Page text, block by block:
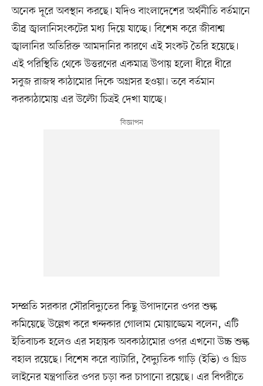
অনেক দূরে অবস্থান করছে। যদিও বাংলাদেশের অর্থনীতি বর্তমানে
তীব্র জ্বালানিসংকটের মধ্য দিয়ে যাচ্ছে। বিশেষ করে জীবাশ্ম
জ্বালানির অতিরিক্ত আমদানির কারণে এই সংকট তৈরি হয়েছে।
এই পরিস্থিতি থেকে উত্তরণের একমাত্র উপায় হলো ধীরে ধীরে
সবুজ রাজস্ব কাঠামোর দিকে অগ্রসর হওয়া। তবে বর্তমান
করকাঠামোয় এর উল্টো চিত্রই দেখা যাচ্ছে।
সম্প্রতি সরকার সৌরবিদ্যুতের কিছু উপাদানের ওপর শুল্ক
কমিয়েছে উল্লেখ করে খন্দকার গোলাম মোয়াজ্জেম বলেন, এটি
ইতিবাচক হলেও এর সহায়ক অবকাঠামোর ওপর এখনো উচ্চ শুল্ক
বহাল রয়েছে। বিশেষ করে ব্যাটারি, বৈদ্যুতিক গাড়ি (ইভি) ও গ্রিড
লাইনের যন্ত্রপাতির ওপর চড়া কর চাপানো রয়েছে। এর বিপরীতে